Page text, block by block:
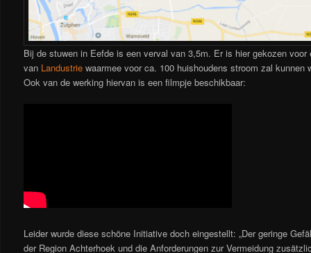
Bij de stuwen in Eefde is een verval van 3,5m. Er is hier gekozen
van Landustrie waarmee voor ca. 100 huishoudens stroom zal kunnen
Ook van de werking hiervan is een filmpje beschikbaar:
Leider wurde diese schöne Initiative doch eingestellt: „Der geringe
der Region Achterhoek und die Anforderungen zur Vermeidung